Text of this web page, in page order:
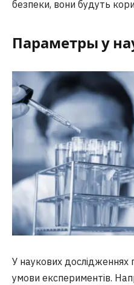
безпеки, вони будуть
Параметры у
У наукових
умови експериментів.